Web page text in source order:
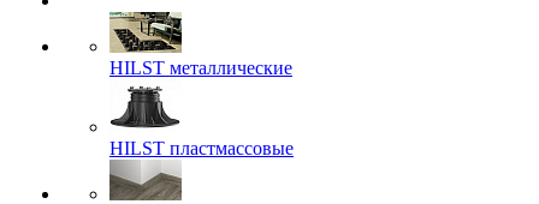
HILST металлические
HILST пластмассовые